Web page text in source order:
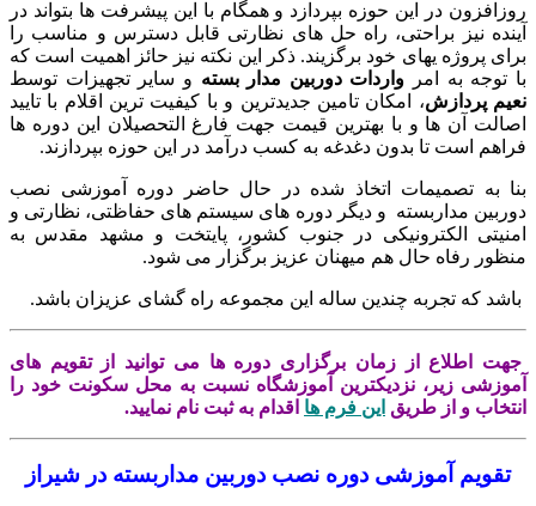
در این حوزه بپردازد و همگام با این پیشرفت ها بتواند در
نیز براحتی، راه حل های نظارتی قابل دسترس و مناسب را
پروژه یهای خود برگزیند. ذکر این نکته نیز حائز اهمیت است که
توجه به امرواردات دوربین مدار بستهو سایر تجهیزات توسط
پردازش، امکان تامین جدیدترین و با کیفیت ترین اقلام با تایید
آن ها و با بهترین قیمت جهت فارغ التحصیلان این دوره ها
است تا بدون دغدغه به کسب درآمد در این حوزه بپردازند.
به تصمیمات اتخاذ شده در حال حاضر دوره آموزشی نصب
مداربسته و دیگر دوره های سیستم های حفاظتی، نظارتی و
الکترونیکی در جنوب کشور، پایتخت و مشهد مقدس به
رفاه حال هم میهنان عزیز برگزار می شود.
که تجربه چندین ساله این مجموعه راه گشای عزیزان باشد.
اطلاع از زمان برگزاری دوره ها می توانید از تقویم های
زیر، نزدیکترین آموزشگاه نسبت به محل سکونت خود را
و از طریقاین فرم ها اقدام به ثبت نام نمایید.
تقویم آموزشی دوره نصب دوربین مداربسته در شیراز